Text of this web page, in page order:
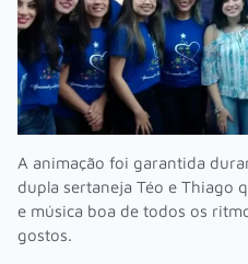
A animação foi garantida
dupla sertaneja Téo e Thiago
e música boa de todos os
gostos.